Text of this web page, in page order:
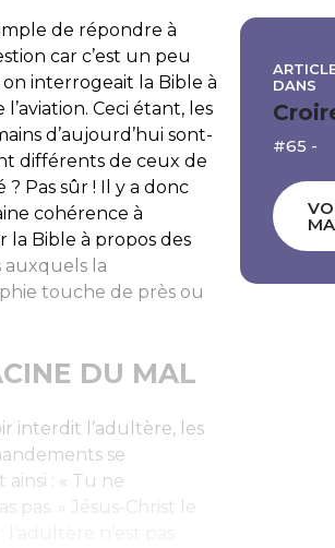
de répondre à
car c’est un peu
on interrogeait la Bible à
l’aviation. Ceci étant, les
d’aujourd’hui sont-
différents de ceux de
? Pas sûr ! Il y a donc
cohérence à
la Bible à propos des
auxquels la
touche de près ou
DU MAL
interdit l’adultère, les
se
: « Tu ne
pas. » Jésus-Christ le
DANS
#65 -